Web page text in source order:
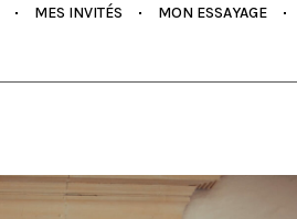
MES INVITÉS MON ESSAYAGE